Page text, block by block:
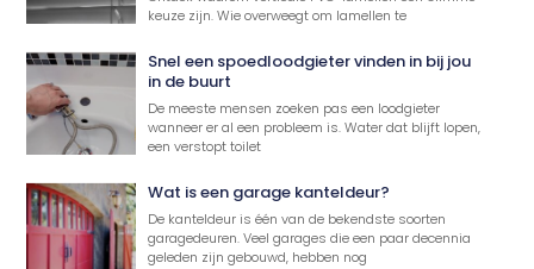
keuze zijn. Wie overweegt om lamellen te
Snel een spoedloodgieter vinden in bij jou
in de buurt
De meeste mensen zoeken pas een loodgieter
wanneer er al een probleem is. Water dat blijft lopen,
een verstopt toilet
Wat is een garage kanteldeur?
De kanteldeur is één van de bekendste soorten
garagedeuren. Veel garages die een paar decennia
geleden zijn gebouwd, hebben nog